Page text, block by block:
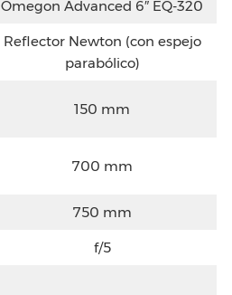
Omegon Advanced 6″ EQ-320
Reflector Newton (con espejo
parabólico)
150 mm
700 mm
750 mm
f/5